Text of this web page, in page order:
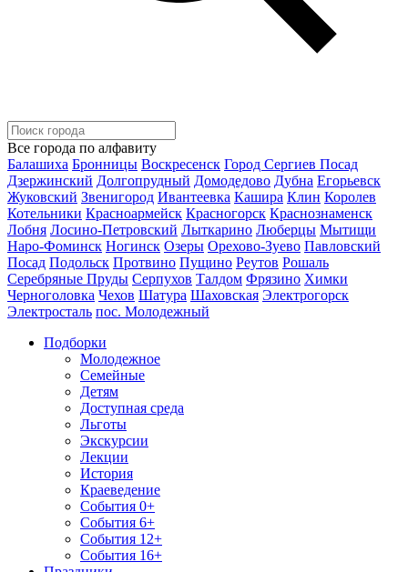
Все города по алфавиту
Балашиха Бронницы Воскресенск Город Сергиев Посад
Дзержинский Долгопрудный Домодедово Дубна Егорьевск
Жуковский Звенигород Ивантеевка Кашира Клин Королев
Котельники Красноармейск Красногорск Краснознаменск
Лобня Лосино-Петровский Лыткарино Люберцы Мытищи
Наро-Фоминск Ногинск Озеры Орехово-Зуево Павловский
Посад Подольск Протвино Пущино Реутов Рошаль
Серебряные Пруды Серпухов Талдом Фрязино Химки
Черноголовка Чехов Шатура Шаховская Электрогорск
Электросталь пос. Молодежный
Подборки
Молодежное
Семейные
Детям
Доступная среда
Льготы
Экскурсии
Лекции
История
Краеведение
События 0+
События 6+
События 12+
События 16+